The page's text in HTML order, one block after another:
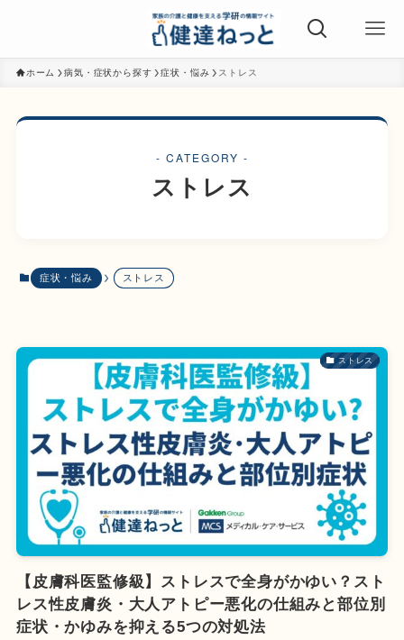
ホーム 病気・症状から探す 症状・悩み ストレス
- CATEGORY -
ストレス
症状・悩み ストレス
ストレス
【皮膚科医監修級】ストレスで全身がかゆい？スト
レス性皮膚炎・大人アトピー悪化の仕組みと部位別
症状・かゆみを抑える5つの対処法